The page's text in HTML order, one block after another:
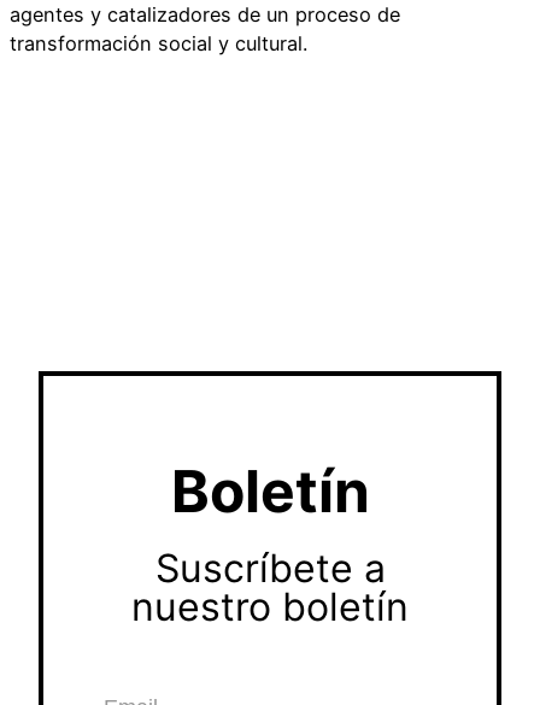
agentes y catalizadores de un proceso de
transformación social y cultural.
Boletín
Suscríbete a
nuestro boletín